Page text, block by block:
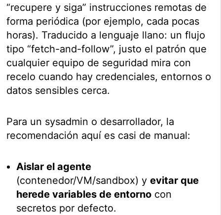
“recupere y siga” instrucciones remotas de
forma periódica (por ejemplo, cada pocas
horas). Traducido a lenguaje llano: un flujo
tipo “fetch-and-follow”, justo el patrón que
cualquier equipo de seguridad mira con
recelo cuando hay credenciales, entornos o
datos sensibles cerca.
Para un sysadmin o desarrollador, la
recomendación aquí es casi de manual:
Aislar el agente
(contenedor/VM/sandbox) yevitar que
herede variables de entorno con
secretos por defecto.